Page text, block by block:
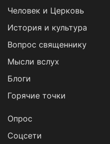
Человек и Церковь
История и культура
Вопрос священнику
Мысли вслух
Блоги
Горячие точки
Опрос
Cоцсети